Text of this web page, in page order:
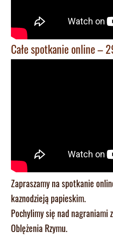
Całe spotkanie online –
Zapraszamy na spotkanie
kaznodzieją papieskim.
Pochylimy się nad nagraniami
Oblężenia Rzymu.